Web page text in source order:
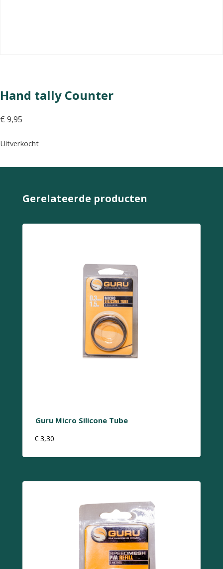
Hand tally Counter
€ 9,95
Uitverkocht
Gerelateerde producten
Guru Micro Silicone Tube
€ 3,30